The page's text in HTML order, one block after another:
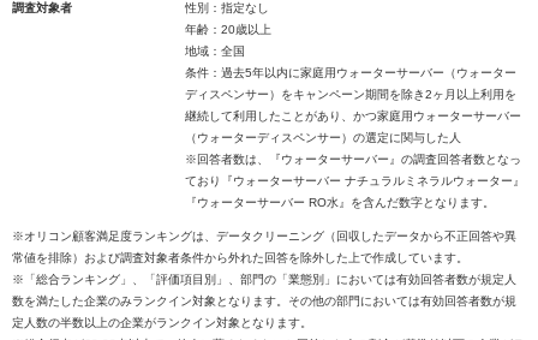
調査対象者
性別：指定なし
年齢：20歳以上
地域：全国
条件：過去5年以内に家庭用ウォーターサーバー（ウォーター
ディスペンサー）をキャンペーン期間を除き2ヶ月以上利用を
継続して利用したことがあり、かつ家庭用ウォーターサーバー
（ウォーターディスペンサー）の選定に関与した人
※回答者数は、『ウォーターサーバー』の調査回答者数となっ
ており『ウォーターサーバー ナチュラルミネラルウォーター』
『ウォーターサーバー RO水』を含んだ数字となります。
※オリコン顧客満足度ランキングは、データクリーニング（回収したデータから不正回答や異
常値を排除）および調査対象者条件から外れた回答を除外した上で作成しています。
※「総合ランキング」、「評価項目別」、部門の「業態別」においては有効回答者数が規定人
数を満たした企業のみランクイン対象となります。その他の部門においては有効回答者数が規
定人数の半数以上の企業がランクイン対象となります。